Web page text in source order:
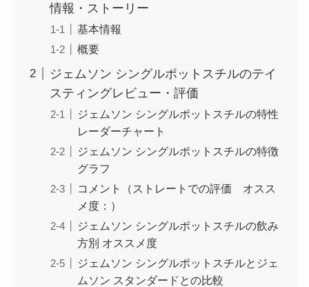
情報・ストーリー
基本情報
概要
ジェムソン シングルポットスチルのテイ
スティングレビュー・評価
ジェムソン シングルポットスチルの特性
レーダーチャート
ジェムソン シングルポットスチルの特徴
グラフ
コメント（ストレートでの評価 オスス
メ度：）
ジェムソン シングルポットスチルの飲み
方別 オススメ度
ジェムソン シングルポットスチルとジェ
ムソン スタンダードとの比較